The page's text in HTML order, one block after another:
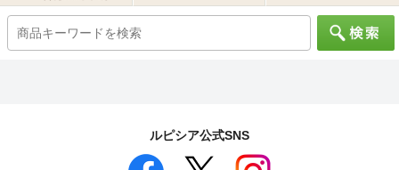
ルピシア公式SNS